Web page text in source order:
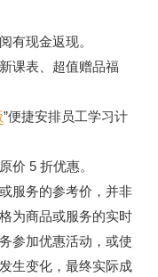
有现金返现。
课表、超值赠品福
”便捷安排员工学习计
价 5 折优惠。
服务的参考价，并非
为商品或服务的实时
参加优惠活动，或使
生变化，最终实际成